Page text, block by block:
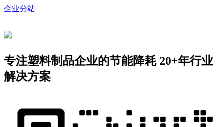
企业分站
专注塑料制品企业的节能降耗 20+年行业
解决方案